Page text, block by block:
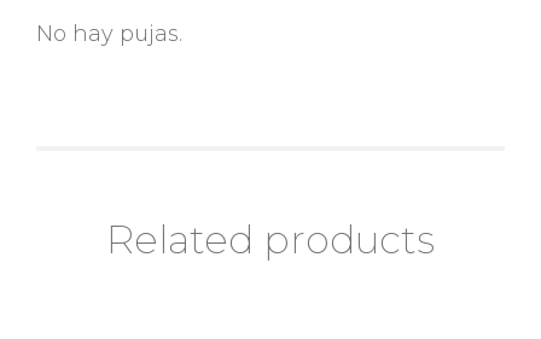
No hay pujas.
Related products